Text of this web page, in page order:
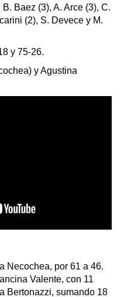
Baez (3), A. Arce (3), C.
(2), S. Devece y M.
y 75-26.
y Agustina
Necochea, por 61 a 46.
Valente, con 11
Bertonazzi, sumando 18